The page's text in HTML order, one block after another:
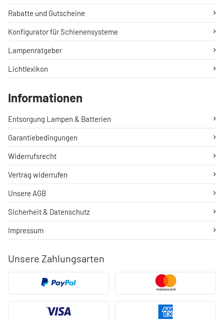
Unsere Zahlungsarten
Rabatte und Gutscheine
Konfigurator für Schienensysteme
Lampenratgeber
Lichtlexikon
Informationen
Entsorgung Lampen & Batterien
Garantiebedingungen
Widerrufsrecht
Vertrag widerrufen
Unsere AGB
Sicherheit & Datenschutz
Impressum